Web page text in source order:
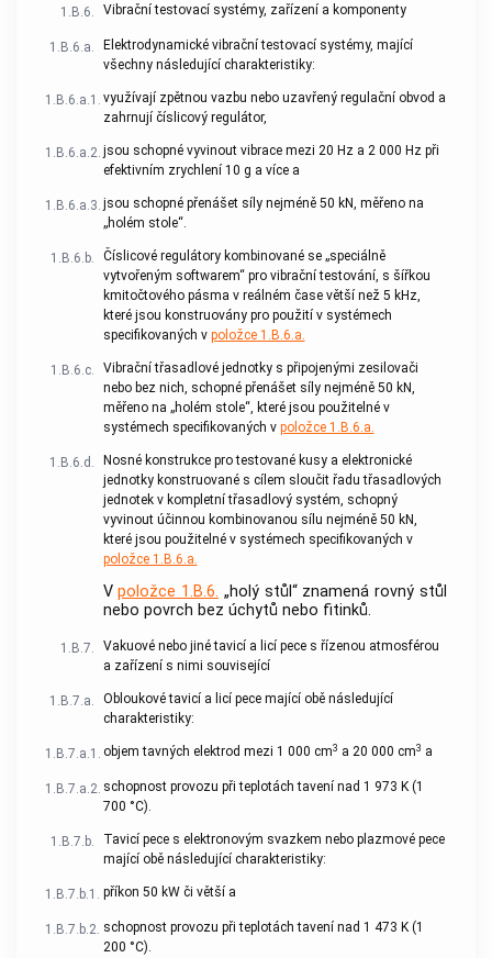
1.B.6. Vibrační testovací systémy, zařízení a komponenty
1.B.6.a.
Elektrodynamické vibrační testovací systémy, mající
všechny následující charakteristiky:
1.B.6.a.1. využívají zpětnou vazbu nebo uzavřený regulační obvod a
zahrnují číslicový regulátor,
1.B.6.a.2. jsou schopné vyvinout vibrace mezi 20 Hz a 2 000 Hz při
efektivním zrychlení 10 g a více a
1.B.6.a.3. jsou schopné přenášet síly nejméně 50 kN, měřeno na
„holém stole“.
1.B.6.b.
Číslicové regulátory kombinované se „speciálně
vytvořeným softwarem“ pro vibrační testování, s šířkou
kmitočtového pásma v reálném čase větší než 5 kHz,
které jsou konstruovány pro použití v systémech
specifikovaných v položce 1.B.6.a.
1.B.6.c.
Vibrační třasadlové jednotky s připojenými zesilovači
nebo bez nich, schopné přenášet síly nejméně 50 kN,
měřeno na „holém stole“, které jsou použitelné v
systémech specifikovaných v položce 1.B.6.a.
1.B.6.d.
Nosné konstrukce pro testované kusy a elektronické
jednotky konstruované s cílem sloučit řadu třasadlových
jednotek v kompletní třasadlový systém, schopný
vyvinout účinnou kombinovanou sílu nejméně 50 kN,
které jsou použitelné v systémech specifikovaných v
položce 1.B.6.a.
Vpoložce 1.B.6. „holý stůl“ znamená rovný stůl
nebo povrch bez úchytů nebo fitinků.
1.B.7.
Vakuové nebo jiné tavicí a licí pece s řízenou atmosférou
a zařízení s nimi související
1.B.7.a.
Obloukové tavicí a licí pece mající obě následující
charakteristiky:
1.B.7.a.1. objem tavných elektrod mezi 1 000 cm3 a 20 000 cm3 a
1.B.7.a.2. schopnost provozu při teplotách tavení nad 1 973 K (1
700 °C).
1.B.7.b.
Tavicí pece s elektronovým svazkem nebo plazmové pece
mající obě následující charakteristiky:
1.B.7.b.1. příkon 50 kW či větší a
1.B.7.b.2. schopnost provozu při teplotách tavení nad 1 473 K (1
200 °C).